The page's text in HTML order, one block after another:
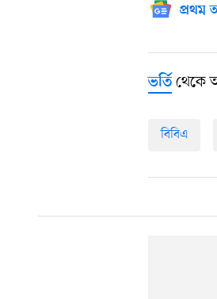
প্রথম
ভর্তি থেকে
বিবিএ